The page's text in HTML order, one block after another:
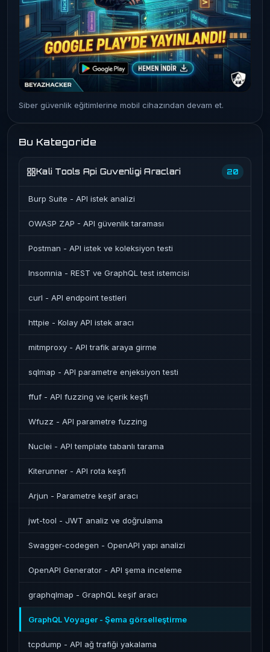
Siber güvenlik eğitimlerine mobil cihazından devam et.
Bu Kategoride
Kali Tools Api Guvenligi Araclari 20
Burp Suite - API istek analizi
OWASP ZAP - API güvenlik taraması
Postman - API istek ve koleksiyon testi
Insomnia - REST ve GraphQL test istemcisi
curl - API endpoint testleri
httpie - Kolay API istek aracı
mitmproxy - API trafik araya girme
sqlmap - API parametre enjeksiyon testi
ffuf - API fuzzing ve içerik keşfi
Wfuzz - API parametre fuzzing
Nuclei - API template tabanlı tarama
Kiterunner - API rota keşfi
Arjun - Parametre keşif aracı
jwt-tool - JWT analiz ve doğrulama
Swagger-codegen - OpenAPI yapı analizi
OpenAPI Generator - API şema inceleme
graphqlmap - GraphQL keşif aracı
GraphQL Voyager - Şema görselleştirme
tcpdump - API ağ trafiği yakalama